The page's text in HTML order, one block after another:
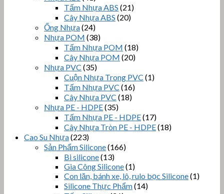
Tấm Nhựa ABS (21)
Cây Nhựa ABS (20)
Ống Nhựa(24)
Nhựa POM (38)
Tấm Nhựa POM (18)
Cây Nhựa POM (20)
Nhựa PVC (35)
Cuộn Nhựa Trong PVC (1)
Tấm Nhựa PVC (16)
Cây Nhựa PVC (18)
Nhựa PE - HDPE(35)
Tấm Nhựa PE - HDPE(17)
Cây Nhựa Tròn PE - HDPE(18)
Cao Su Nhựa(223)
Sản Phẩm Silicone(166)
Bi silicone(13)
Gia Công Silicone(1)
Con lăn, bánh xe, lô, rulo bọc Silicone(1)
Silicone Thực Phẩm(14)